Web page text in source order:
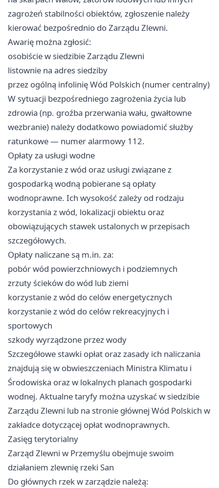
zagrożeń stabilności obiektów, zgłoszenie należy
kierować bezpośrednio do Zarządu Zlewni.
Awarię można zgłosić:
osobiście w siedzibie Zarządu Zlewni
listownie na adres siedziby
przez ogólną infolinię Wód Polskich (numer centralny)
W sytuacji bezpośredniego zagrożenia życia lub
zdrowia (np. groźba przerwania wału, gwałtowne
wezbranie) należy dodatkowo powiadomić służby
ratunkowe — numer alarmowy 112.
Opłaty za usługi wodne
Za korzystanie z wód oraz usługi związane z
gospodarką wodną pobierane są opłaty
wodnoprawne. Ich wysokość zależy od rodzaju
korzystania z wód, lokalizacji obiektu oraz
obowiązujących stawek ustalonych w przepisach
szczegółowych.
Opłaty naliczane są m.in. za:
pobór wód powierzchniowych i podziemnych
zrzuty ścieków do wód lub ziemi
korzystanie z wód do celów energetycznych
korzystanie z wód do celów rekreacyjnych i
sportowych
szkody wyrządzone przez wody
Szczegółowe stawki opłat oraz zasady ich naliczania
znajdują się w obwieszczeniach Ministra Klimatu i
Środowiska oraz w lokalnych planach gospodarki
wodnej. Aktualne taryfy można uzyskać w siedzibie
Zarządu Zlewni lub na stronie głównej Wód Polskich w
zakładce dotyczącej opłat wodnoprawnych.
Zasięg terytorialny
Zarząd Zlewni w Przemyślu obejmuje swoim
działaniem zlewnię rzeki San
Do głównych rzek w zarządzie należą: